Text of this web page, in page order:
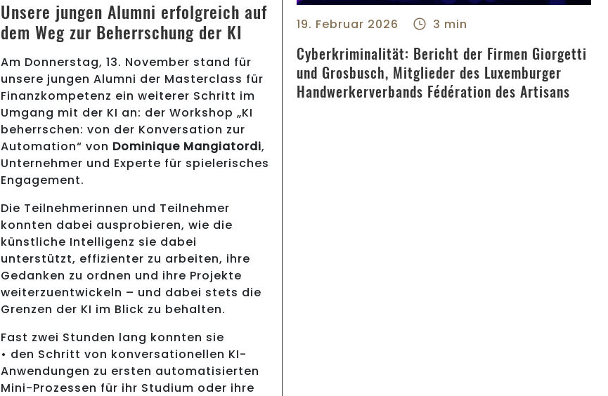
Unsere jungen Alumni erfolgreich auf
dem Weg zur Beherrschung der KI
Am Donnerstag, 13. November stand für
unsere jungen Alumni der Masterclass für
Finanzkompetenz ein weiterer Schritt im
Umgang mit der KI an: der Workshop „KI
beherrschen: von der Konversation zur
Automation“ von Dominique Mangiatordi,
Unternehmer und Experte für spielerisches
Engagement.
Die Teilnehmerinnen und Teilnehmer
konnten dabei ausprobieren, wie die
künstliche Intelligenz sie dabei
unterstützt, effizienter zu arbeiten, ihre
Gedanken zu ordnen und ihre Projekte
weiterzuentwickeln – und dabei stets die
Grenzen der KI im Blick zu behalten.
Fast zwei Stunden lang konnten sie
• den Schritt von konversationellen KI-
Anwendungen zu ersten automatisierten
Mini-Prozessen für ihr Studium oder ihre
19. Februar 2026 3 min
Cyberkriminalität: Bericht der Firmen Giorgetti
und Grosbusch, Mitglieder des Luxemburger
Handwerkerverbands Fédération des Artisans